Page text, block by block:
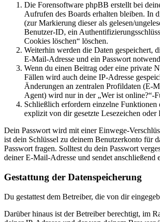
Die Forensoftware phpBB erstellt bei
Aufrufen des Boards erhalten bleiben. In
(zur Markierung dieser als gelesen/
Benutzer-ID, ein
Cookies löschen“ löschen.
Weiterhin werden die Daten gespeichert,
E-Mail-Adresse und ein Passwort
Wenn du einen Beitrag oder eine private
Fällen wird auch deine IP-Adresse
Änderungen an zentralen Profildaten (E-
Agent) wird nur in der „Wer ist online?“-
Schließlich erfordern einzelne Funktionen
explizit von dir gesetzte Lesezeichen
Dein Passwort wird mit einer Einwege-
ist dein Schlüssel zu deinem Benutzerkonto für
Passwort fragen. Solltest du dein Passwort
deiner E-Mail-Adresse und sendet anschließend
Gestattung der Datenspeicherung
Du gestattest dem Betreiber, die von dir
Darüber hinaus ist der Betreiber berechtigt, im